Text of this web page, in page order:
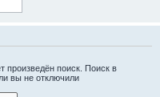
поиск. Поиск в
вы не отключили